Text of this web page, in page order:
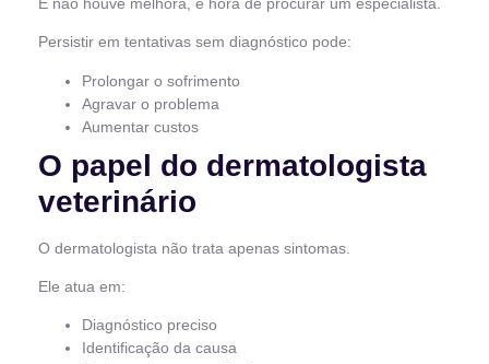
Persistir em tentativas sem diagnóstico pode:
Prolongar o sofrimento
Agravar o problema
Aumentar custos
O papel do dermatologista
veterinário
O dermatologista não trata apenas sintomas.
Ele atua em:
Diagnóstico preciso
Identificação da causa